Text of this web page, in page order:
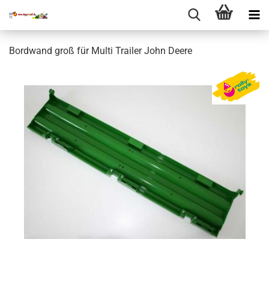
Bordwand groß für Multi Trailer John Deere